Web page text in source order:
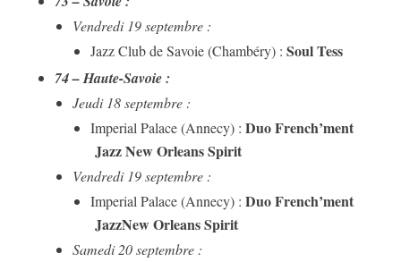
Vendredi 19 septembre :
Jazz Club de Savoie (Chambéry) : Soul Tess
74 – Haute-Savoie :
Jeudi 18 septembre :
Imperial Palace (Annecy) : Duo French’ment
Jazz New Orleans Spirit
Vendredi 19 septembre :
Imperial Palace (Annecy) : Duo French’ment
JazzNew Orleans Spirit
Samedi 20 septembre :